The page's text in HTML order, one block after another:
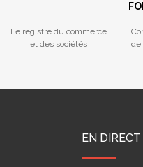
Le registre du commerce
et des sociétés
de
EN